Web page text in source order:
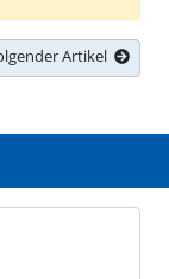
Artikel